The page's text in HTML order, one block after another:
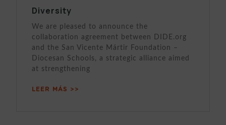
Diversity
We are pleased to announce the
collaboration agreement between DIDE.org
and the San Vicente Mártir Foundation –
Diocesan Schools, a strategic alliance aimed
at strengthening
LEER MÁS >>